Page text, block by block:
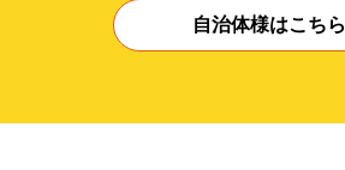
自治体様はこちら